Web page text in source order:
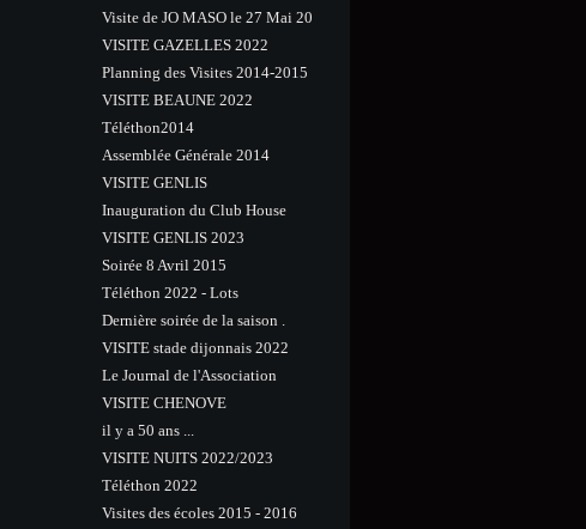
Visite de JO MASO le 27 Mai 20
VISITE GAZELLES 2022
Planning des Visites 2014-2015
VISITE BEAUNE 2022
Téléthon2014
Assemblée Générale 2014
VISITE GENLIS
Inauguration du Club House
VISITE GENLIS 2023
Soirée 8 Avril 2015
Téléthon 2022 - Lots
Dernière soirée de la saison .
VISITE stade dijonnais 2022
Le Journal de l'Association
VISITE CHENOVE
il y a 50 ans ...
VISITE NUITS 2022/2023
Téléthon 2022
Visites des écoles 2015 - 2016